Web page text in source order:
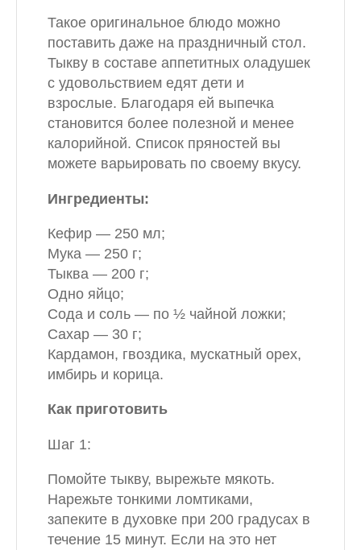
Такое оригинальное блюдо можно
поставить даже на праздничный стол.
Тыкву в составе аппетитных оладушек
с удовольствием едят дети и
взрослые. Благодаря ей выпечка
становится более полезной и менее
калорийной. Список пряностей вы
можете варьировать по своему вкусу.
Ингредиенты:
Кефир — 250 мл;
Мука — 250 г;
Тыква — 200 г;
Одно яйцо;
Сода и соль — по ½ чайной ложки;
Сахар — 30 г;
Кардамон, гвоздика, мускатный орех,
имбирь и корица.
Как приготовить
Шаг 1:
Помойте тыкву, вырежьте мякоть.
Нарежьте тонкими ломтиками,
запеките в духовке при 200 градусах в
течение 15 минут. Если на это нет